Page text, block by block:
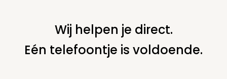
U bent hier: home nieuws & agenda nieuws landelijke
organisatie begraafplaatsen (lob): grafkosten stabiliseren
Wij helpen je direct.
Eén telefoontje is voldoende.